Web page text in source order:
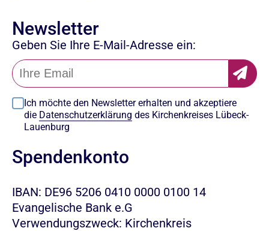
Newsletter
Geben Sie Ihre E-Mail-Adresse ein:
Ich möchte den Newsletter erhalten und akzeptiere
die Datenschutzerklärung des Kirchenkreises Lübeck-
Lauenburg
Spendenkonto
IBAN: DE96 5206 0410 0000 0100 14
Evangelische Bank e.G
Verwendungszweck: Kirchenkreis